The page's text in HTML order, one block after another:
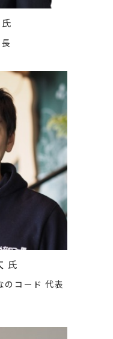
氏
氏
のコード 代表